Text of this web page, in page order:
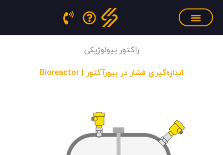
رفتن
راکتور بیولوژیکی
اندازه‌گیری فشار در بیورآکتور | Bioreactor